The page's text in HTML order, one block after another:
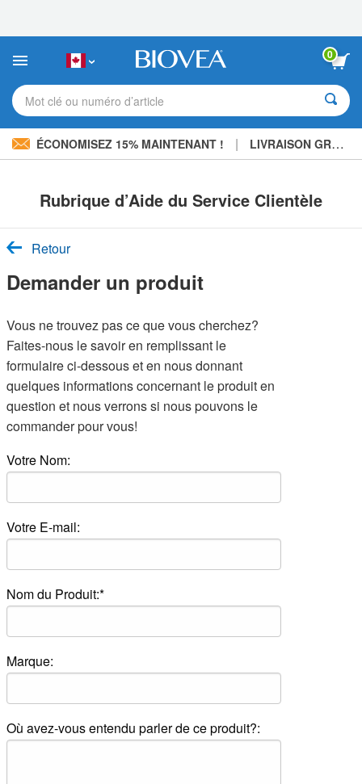
:
site
comprend
un
d'accessibilité.
0
Mot clé ou numéro d’article
ÉCONOMISEZ 15% MAINTENANT ! | LIVRAISON GRATUITE
Rubrique d’Aide du Service Clientèle
Retour
Demander un produit
Vous ne trouvez pas ce que vous cherchez?
Faites-nous le savoir en remplissant le
formulaire ci-dessous et en nous donnant
quelques informations concernant le produit en
question et nous verrons si nous pouvons le
commander pour vous!
Votre Nom:
Votre E-mail:
Nom du Produit:*
Marque:
Où avez-vous entendu parler de ce produit?: